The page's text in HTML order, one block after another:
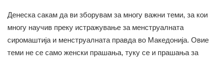
Денеска сакам да ви зборувам за многу важни теми, за кои
многу научив преку истражување за менструалната
сиромаштија и менструалната правда во Македонија. Овие
теми не се само женски прашања, туку се и прашања за